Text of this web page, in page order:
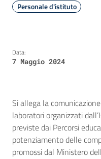
Personale d'istituto
Data:
7 Maggio 2024
Si allega la
laboratori organizzati
previste dai Percorsi
potenziamento delle
promossi dal Ministero